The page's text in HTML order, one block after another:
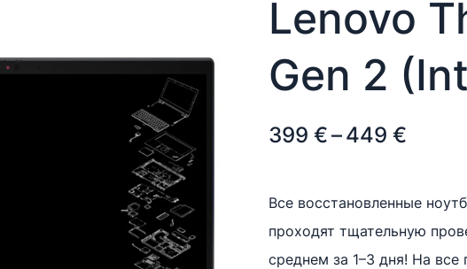
Lenovo
Gen 2
399 €–449 €
399 €
Все восстановленные
проходят тщательную
среднем за 1–3 дня! На все